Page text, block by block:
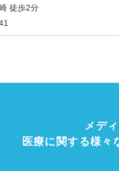
南海本線 尾崎 徒歩2分
メデ
医療に関する様々